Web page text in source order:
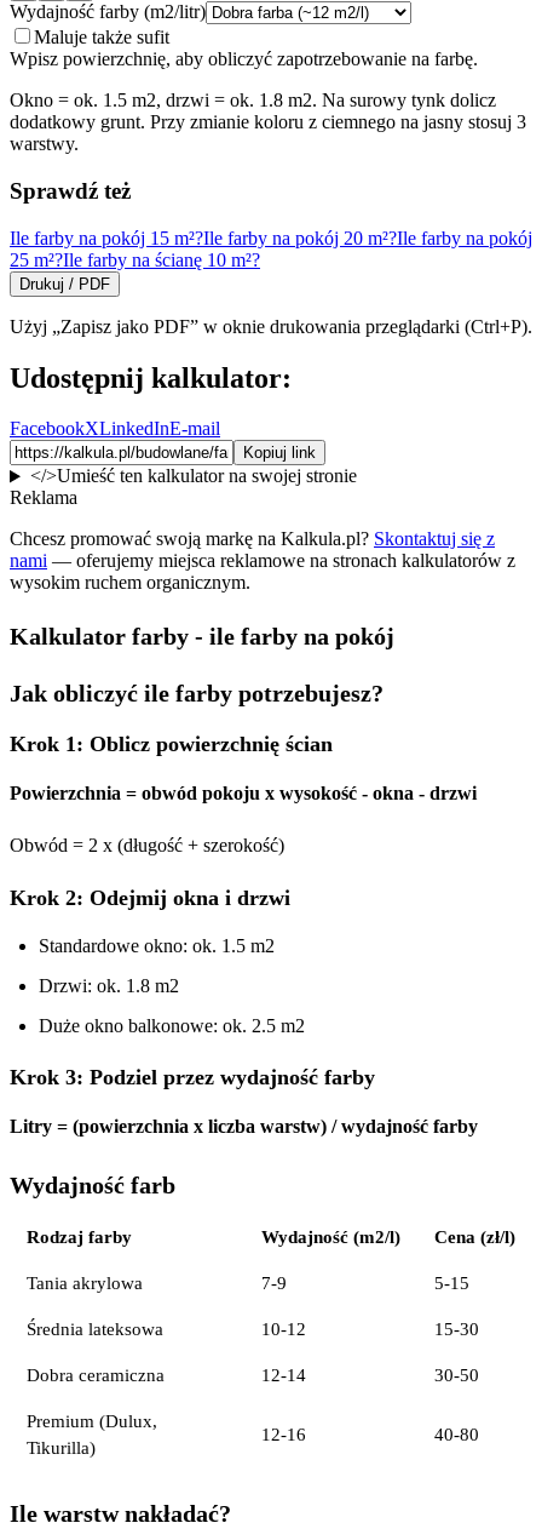
Wydajność farby (m2/litr)
Maluje także sufit
Wpisz powierzchnię, aby obliczyć zapotrzebowanie na farbę.
Okno = ok. 1.5 m2, drzwi = ok. 1.8 m2. Na surowy tynk dolicz
dodatkowy grunt. Przy zmianie koloru z ciemnego na jasny stosuj 3
warstwy.
Sprawdź też
Ile farby na pokój 15 m²?Ile farby na pokój 20 m²?Ile farby na pokój
25 m²?Ile farby na ścianę 10 m²?
Drukuj / PDF
Użyj „Zapisz jako PDF” w oknie drukowania przeglądarki (Ctrl+P).
Udostępnij kalkulator:
FacebookXLinkedInE-mail
Kopiuj link
</>Umieść ten kalkulator na swojej stronie
Reklama
Chcesz promować swoją markę na Kalkula.pl? Skontaktuj się z
nami — oferujemy miejsca reklamowe na stronach kalkulatorów z
wysokim ruchem organicznym.
Kalkulator farby - ile farby na pokój
Jak obliczyć ile farby potrzebujesz?
Krok 1: Oblicz powierzchnię ścian
Powierzchnia = obwód pokoju x wysokość - okna - drzwi
Obwód = 2 x (długość + szerokość)
Krok 2: Odejmij okna i drzwi
Standardowe okno: ok. 1.5 m2
Drzwi: ok. 1.8 m2
Duże okno balkonowe: ok. 2.5 m2
Krok 3: Podziel przez wydajność farby
Litry = (powierzchnia x liczba warstw) / wydajność farby
Wydajność farb
Rodzaj farby Wydajność (m2/l) Cena (zł/l)
Tania akrylowa 7-9 5-15
Średnia lateksowa 10-12 15-30
Dobra ceramiczna 12-14 30-50
Premium (Dulux,
Tikurilla)
12-16 40-80
Ile warstw nakładać?